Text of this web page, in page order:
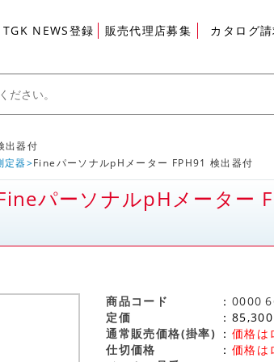
TGK NEWS登録 販売代理店募集 カタログ
出器付
定器 FineパーソナルpHメーター FPH91 検出器付
パーソナルpHメーター
商品コード 0000
定価
85,300
通常販売価格(掛率)
価格は
仕切価格
価格は